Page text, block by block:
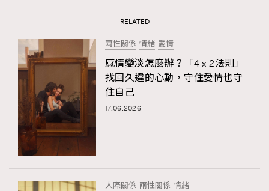
RELATED
兩性關係 情緒 愛情
感情變淡怎麼辦？「4 x 2法則」
找回久違的心動，守住愛情也守
住自己
17.06.2026
人際關係 兩性關係 情緒